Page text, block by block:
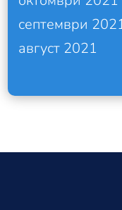
септември
август 2021